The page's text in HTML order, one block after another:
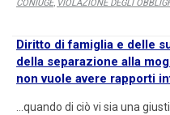
CONIUGE, VIOLAZIONE DEGLI
Diritto di famiglia e delle
della separazione alla
non vuole avere rapporti
…quando di ciò vi sia una